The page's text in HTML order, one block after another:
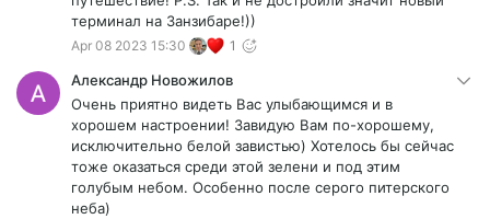
терминал на Занзибаре!))
Apr 08 2023 15:30 1
Александр Новожилов
Очень приятно видеть Вас улыбающимся и в
хорошем настроении! Завидую Вам по-хорошему,
исключительно белой завистью) Хотелось бы сейчас
тоже оказаться среди этой зелени и под этим
голубым небом. Особенно после серого питерского
неба)